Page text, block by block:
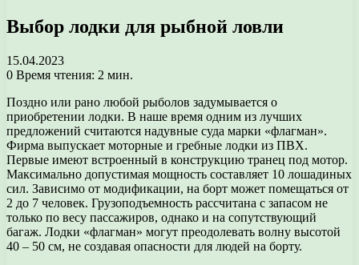
Выбор лодки для рыбной ловли
15.04.2023
0 Время чтения: 2 мин.
Поздно или рано любой рыболов задумывается о
приобретении лодки. В наше время одним из лучших
предложений считаются надувные суда марки «флагман».
Фирма выпускает моторные и гребные лодки из ПВХ.
Первые имеют встроенный в конструкцию транец под мотор.
Максимально допустимая мощность составляет 10 лошадиных
сил. Зависимо от модификации, на борт может помещаться от
2 до 7 человек. Грузоподъемность рассчитана с запасом не
только по весу пассажиров, однако и на сопутствующий
багаж. Лодки «флагман» могут преодолевать волну высотой
40 – 50 см, не создавая опасности для людей на борту.